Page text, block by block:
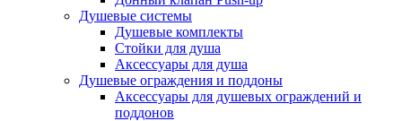
Душевые системы
Душевые комплекты
Стойки для душа
Аксессуары для душа
Душевые ограждения и поддоны
Аксессуары для душевых ограждений и
поддонов